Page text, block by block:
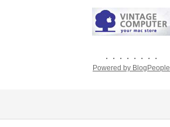
・・・・・・・・
Powered by BlogPeople